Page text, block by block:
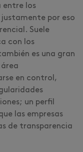
entre los
por eso
Suele
con los
es una gran
en control,
un perfil
las empresas
de transparencia